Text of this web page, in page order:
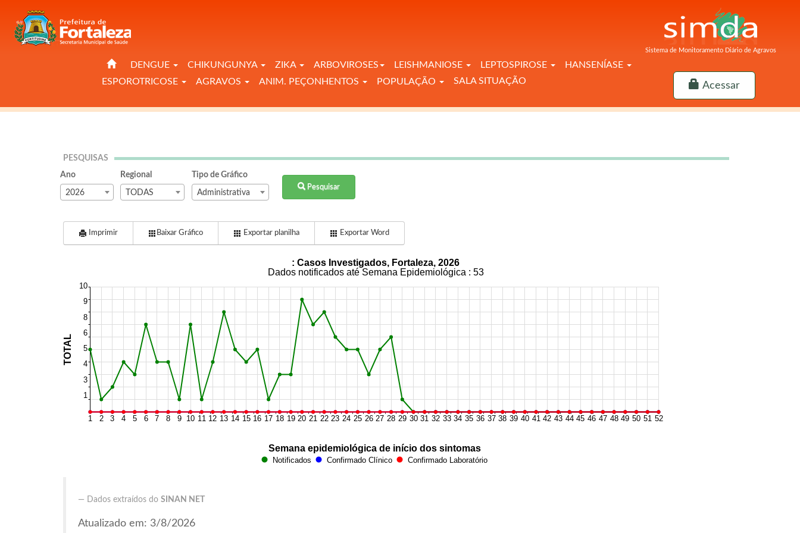
Sistema de Monitoramento Diário de Agravos
DENGUE CHIKUNGUNYA ZIKA ARBOVIROSES LEISHMANIOSE LEPTOSPIROSE
HANSENÍASE
ESPOROTRICOSE
AGRAVOS ANIM. PEÇONHENTOS POPULAÇÃO SALA SITUAÇÃO Acessar
PESQUISAS
Ano
2026
Regional
TODAS
Tipo de Gráfico
Administrativa
Pesquisar
Imprimir Baixar Gráfico Exportar planilha Exportar Word
Dados extraídos do SINAN NET
Atualizado em: 3/8/2026